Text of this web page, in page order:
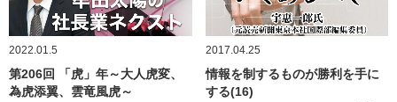
2022.01.5
第206回 「虎」年～大人虎変、
為虎添翼、雲竜風虎～
2017.04.25
情報を制するものが勝利を手に
する(16)